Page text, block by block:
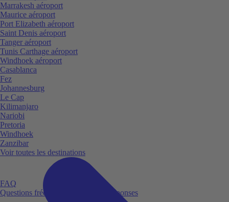
FAQ
Questions fréquemment posées et réponses
Marrakesh aéroport
Maurice aéroport
Port Elizabeth aéroport
Saint Denis aéroport
Tanger aéroport
Tunis Carthage aéroport
Windhoek aéroport
Casablanca
Fez
Johannesburg
Le Cap
Kilimanjaro
Nariobi
Pretoria
Windhoek
Zanzibar
Voir toutes les destinations